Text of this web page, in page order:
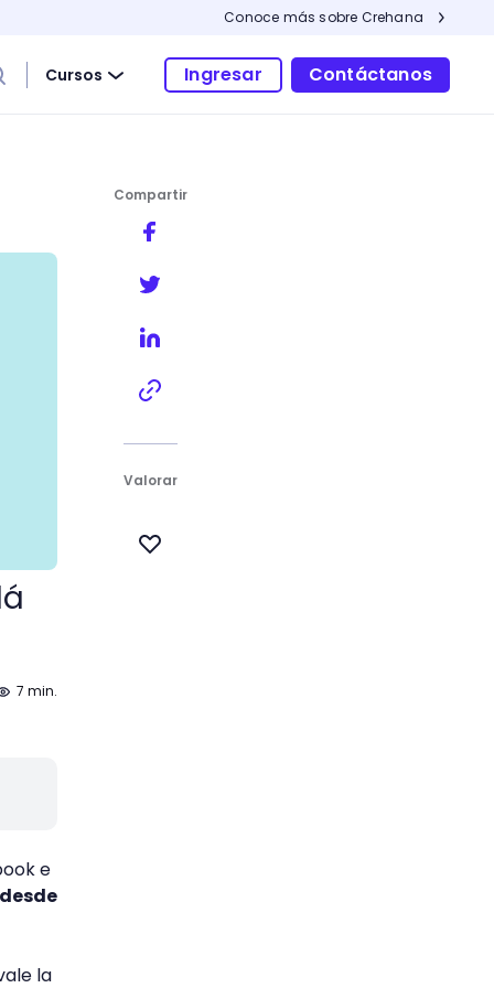
Conoce más sobre Crehana
Cursos Ingresar Contáctanos
7 min.
e
la
Compartir
Valorar